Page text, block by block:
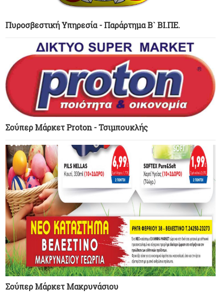
Πυροσβεστική Υπηρεσία - Παράρτημα Β` ΒΙ.ΠΕ.
Σούπερ Μάρκετ Proton - Τσιμπουκλής
Σούπερ Μάρκετ Μακρυνάσιου